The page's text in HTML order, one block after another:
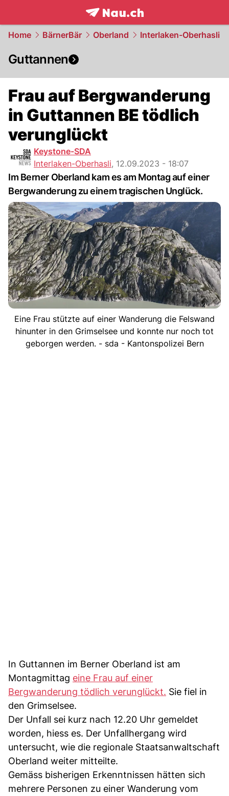
frontpage.NAU.ch
Home BärnerBär Oberland Interlaken-Oberhasli
Guttannen
Frau auf Bergwanderung
in Guttannen BE tödlich
verunglückt
Keystone-SDA
Interlaken-Oberhasli, 12.09.2023 - 18:07
Im Berner Oberland kam es am Montag auf einer
Bergwanderung zu einem tragischen Unglück.
Eine Frau stützte auf einer Wanderung die Felswand
hinunter in den Grimselsee und konnte nur noch tot
geborgen werden. - sda - Kantonspolizei Bern
In Guttannen im Berner Oberland ist am
Montagmittag eine Frau auf einer
Bergwanderung tödlich verunglückt. Sie fiel in
den Grimselsee.
Der Unfall sei kurz nach 12.20 Uhr gemeldet
worden, hiess es. Der Unfallhergang wird
untersucht, wie die regionale Staatsanwaltschaft
Oberland weiter mitteilte.
Gemäss bisherigen Erkenntnissen hätten sich
mehrere Personen zu einer Wanderung vom